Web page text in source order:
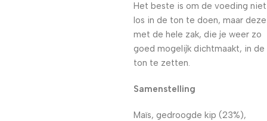
Het beste is om de voeding niet
los in de ton te doen, maar deze
met de hele zak, die je weer zo
goed mogelijk dichtmaakt, in de
ton te zetten.
Samenstelling
Maïs, gedroogde kip (23%),